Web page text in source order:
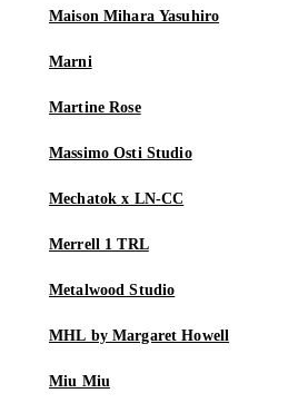
Maison Mihara Yasuhiro
Marni
Martine Rose
Massimo Osti Studio
Mechatok x LN-CC
Merrell 1 TRL
Metalwood Studio
MHL by Margaret Howell
Miu Miu